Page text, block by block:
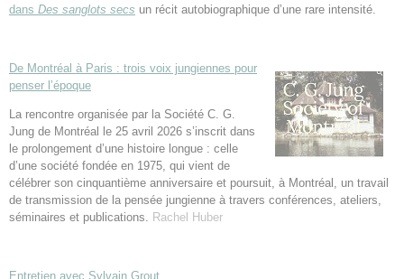
dans Des sanglots secs un récit autobiographique d’une rare intensité.
De Montréal à Paris : trois voix jungiennes pour
penser l’époque
La rencontre organisée par la Société C. G.
Jung de Montréal le 25 avril 2026 s’inscrit dans
le prolongement d’une histoire longue : celle
d’une société fondée en 1975, qui vient de
célébrer son cinquantième anniversaire et poursuit, à Montréal, un travail
de transmission de la pensée jungienne à travers conférences, ateliers,
séminaires et publications.
Rachel Huber
Entretien avec Sylvain Grout